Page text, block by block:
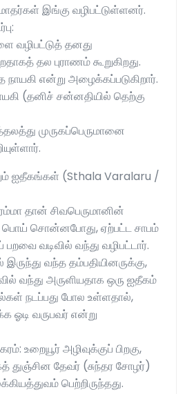
மாதர்கள் இங்கு வழிபட்டுள்ளனர்.
வழிபட்டுத் தனது
தல புராணம் கூறுகிறது.
என்று அழைக்கப்படுகிறார்.
(தனிச் சன்னதியில் தெற்கு
முருகப்பெருமானை
ஐதீகங்கள் (Sthala Varalaru /
தான் சிவபெருமானின்
பொய் சொன்னபோது, ஏற்பட்ட சாபம்
வடிவில் வந்து வழிபட்டார்.
இருந்து வந்த தம்பதியினருக்கு,
வந்து அருளியதாக ஒரு ஐதீகம்
நடப்பது போல உள்ளதால்,
ஓடி வருபவர் என்று
உறையூர் அழிவுக்குப் பிறகு,
துஞ்சின தேவர் (சுந்தர சோழர்)
பெற்றிருந்தது.